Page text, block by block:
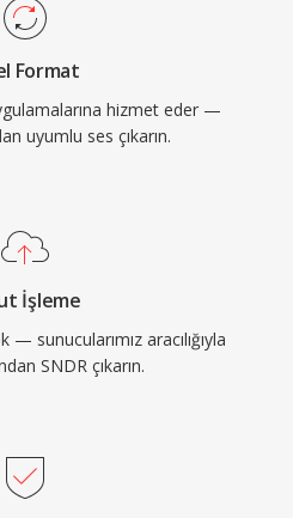
Format
hizmet eder —
uyumlu ses çıkarın.
İşleme
— sunucularımız aracılığıyla
SNDR çıkarın.